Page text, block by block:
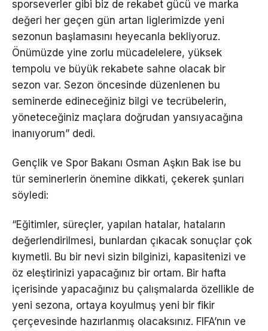
sporseverler gibi biz de rekabet gücü ve marka
değeri her geçen gün artan liglerimizde yeni
sezonun başlamasını heyecanla bekliyoruz.
Önümüzde yine zorlu mücadelelere, yüksek
tempolu ve büyük rekabete sahne olacak bir
sezon var. Sezon öncesinde düzenlenen bu
seminerde edineceğiniz bilgi ve tecrübelerin,
yöneteceğiniz maçlara doğrudan yansıyacağına
inanıyorum” dedi.
Gençlik ve Spor Bakanı Osman Aşkın Bak ise bu
tür seminerlerin önemine dikkati, çekerek şunları
söyledi:
“Eğitimler, süreçler, yapılan hatalar, hataların
değerlendirilmesi, bunlardan çıkacak sonuçlar çok
kıymetli. Bu bir nevi sizin bilginizi, kapasitenizi ve
öz eleştirinizi yapacağınız bir ortam. Bir hafta
içerisinde yapacağınız bu çalışmalarda özellikle de
yeni sezona, ortaya koyulmuş yeni bir fikir
çerçevesinde hazırlanmış olacaksınız. FIFA’nın ve